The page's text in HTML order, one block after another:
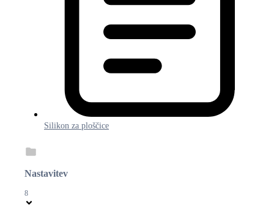
Silikon za ploščice
Nastavitev
8